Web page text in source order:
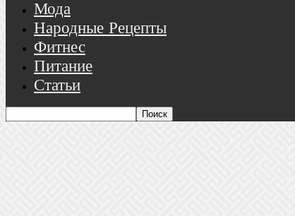
Мода
Народные Рецепты
Фитнес
Питание
Статьи